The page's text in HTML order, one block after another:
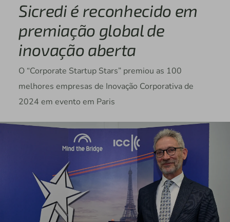
Sicredi é reconhecido em
premiação global de
inovação aberta
O “Corporate Startup Stars” premiou as 100
melhores empresas de Inovação Corporativa de
2024 em evento em Paris